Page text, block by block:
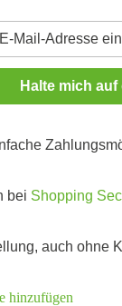
Halte mich
bei Shopping
auch ohne
hinzufügen